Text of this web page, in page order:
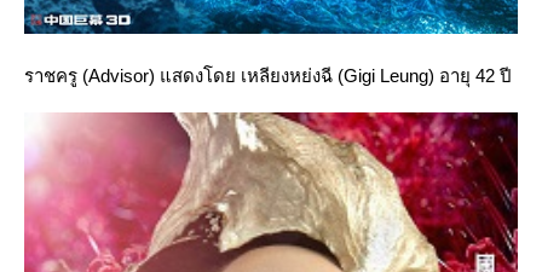
ราชครู (Advisor) แสดงโดย เหลียงหย่งฉี (Gigi Leung) อายุ 42 ปี